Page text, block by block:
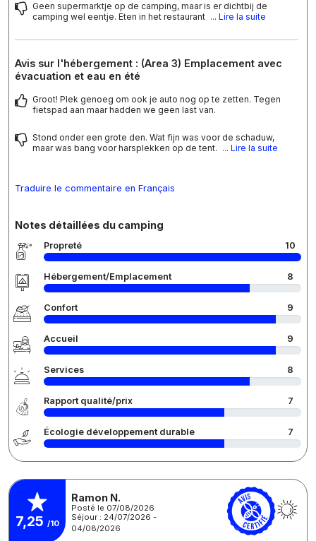
Geen supermarktje op de camping, maar is er dichtbij de
camping wel eentje. Eten in het restaurant ... Lire la suite
Avis sur l'hébergement : (Area 3) Emplacement avec
évacuation et eau en été
Groot! Plek genoeg om ook je auto nog op te zetten. Tegen
fietspad aan maar hadden we geen last van.
Stond onder een grote den. Wat fijn was voor de schaduw,
maar was bang voor harsplekken op de tent. ... Lire la suite
Traduire le commentaire en Français
Notes détaillées du camping
Propreté 10
Hébergement/Emplacement 8
Confort 9
Accueil 9
Services 8
Rapport qualité/prix 7
Écologie développement durable 7
7,25 /10
Ramon N.
Posté le 07/08/2026
Séjour : 24/07/2026 -
04/08/2026